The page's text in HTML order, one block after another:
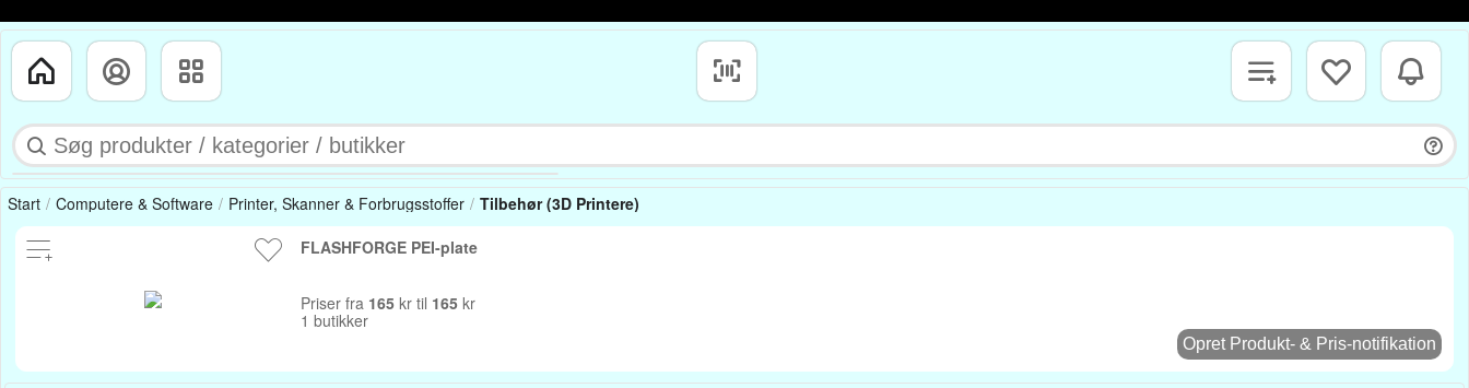
Start Computere & Software Printer, Skanner & Forbrugsstoffer
Tilbehør (3D Printere)
FLASHFORGE PEI-plate
Priser fra 165 kr til 165 kr
1 butikker
Opret Produkt- & Pris-notifikation